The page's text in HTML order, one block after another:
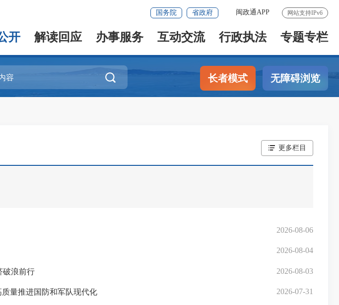
网站支持IPv6
闽政通APP
国务院 省政府
开 解读回应 办事服务 互动交流 行政执法 专题专栏
 长者模式 无障碍浏览
更多栏目
2026-08-06
2026-08-04
破浪前行 2026-08-03
量推进国防和军队现代化 2026-07-31